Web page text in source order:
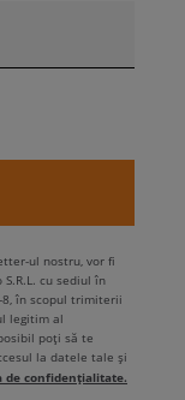
ul nostru, vor fi
cu sediul în
8, în scopul trimiterii
legitim al
poți să te
la datele tale și
de confidențialitate.